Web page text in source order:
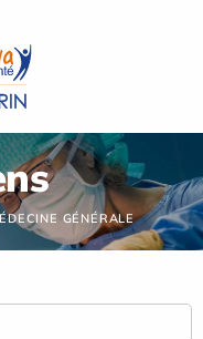
GÉNÉRALE